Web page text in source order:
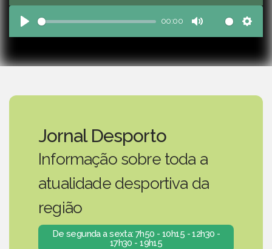
Play
00:00
Mute
Jornal Desporto
Informação sobre toda a
atualidade desportiva da
região
De segunda a sexta: 7h50 - 10h15 - 12h30 -
17h30 - 19h15